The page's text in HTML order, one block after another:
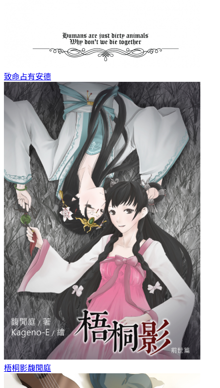
致命占有安德
梧桐影馥閒庭